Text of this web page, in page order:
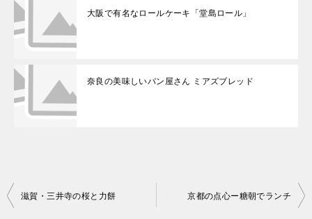
大阪で有名なロールケーキ「堂島ロール」
奈良の美味しいパン屋さん ミアズブレッド
投
滋賀・三井寺の桜と力餅 京都の点心ー糖朝でランチ